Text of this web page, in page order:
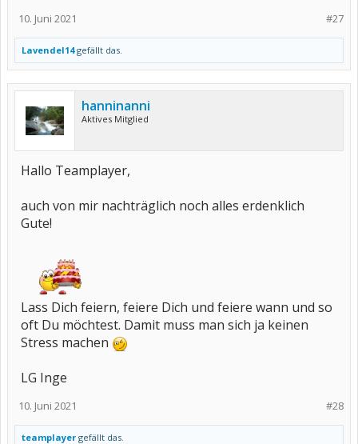
#27
10. Juni 2021
Lavendel14gefällt das.
hanninanni
Aktives Mitglied
Hallo Teamplayer,
auch von mir nachträglich noch alles erdenklich
Gute!
Lass Dich feiern, feiere Dich und feiere wann und so
oft Du möchtest. Damit muss man sich ja keinen
Stress machen
LG Inge
#28
10. Juni 2021
teamplayer gefällt das.